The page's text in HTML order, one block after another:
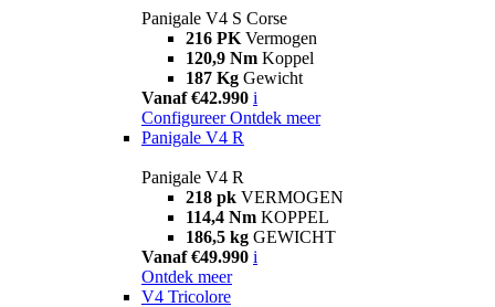
Panigale V4 S Corse
216 PK Vermogen
120,9 Nm Koppel
187 Kg Gewicht
Vanaf €42.990 i
Configureer Ontdek meer
Panigale V4 R
Panigale V4 R
218 pk VERMOGEN
114,4 Nm KOPPEL
186,5 kg GEWICHT
Vanaf €49.990 i
Ontdek meer
V4 Tricolore